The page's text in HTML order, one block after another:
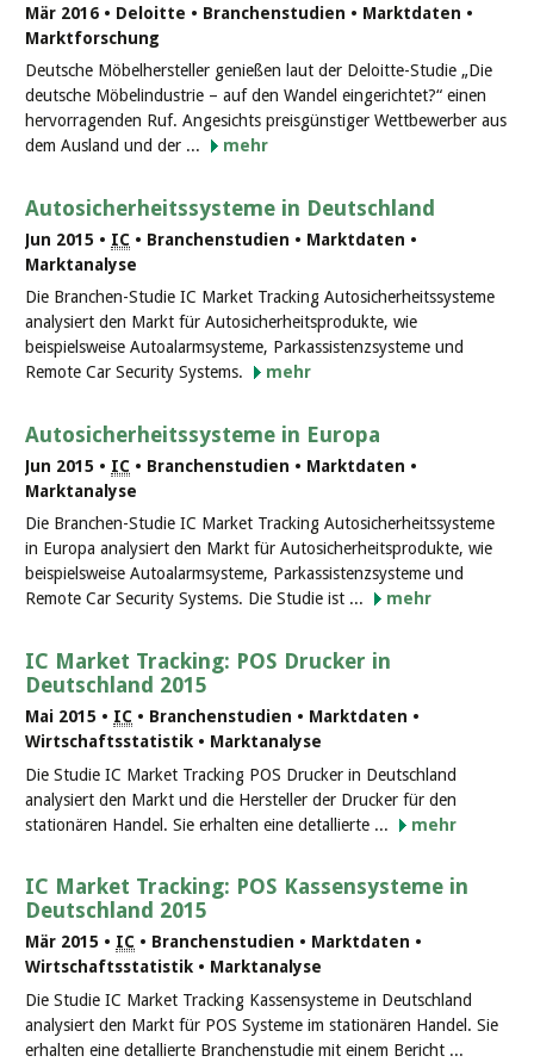
Mär 2016 • Deloitte • Branchenstudien • Marktdaten •
Marktforschung
Deutsche Möbelhersteller genießen laut der Deloitte-Studie „Die
deutsche Möbelindustrie – auf den Wandel eingerichtet?“ einen
hervorragenden Ruf. Angesichts preisgünstiger Wettbewerber aus
dem Ausland und der ...
mehr
Autosicherheitssysteme in Deutschland
Jun 2015 • IC • Branchenstudien • Marktdaten •
Marktanalyse
Die Branchen-Studie IC Market Tracking Autosicherheitssysteme
analysiert den Markt für Autosicherheitsprodukte, wie
beispielsweise Autoalarmsysteme, Parkassistenzsysteme und
Remote Car Security Systems.
mehr
Autosicherheitssysteme in Europa
Jun 2015 • IC • Branchenstudien • Marktdaten •
Marktanalyse
Die Branchen-Studie IC Market Tracking Autosicherheitssysteme
in Europa analysiert den Markt für Autosicherheitsprodukte, wie
beispielsweise Autoalarmsysteme, Parkassistenzsysteme und
Remote Car Security Systems. Die Studie ist ...
mehr
IC Market Tracking: POS Drucker in
Deutschland 2015
Mai 2015 • IC • Branchenstudien • Marktdaten •
Wirtschaftsstatistik • Marktanalyse
Die Studie IC Market Tracking POS Drucker in Deutschland
analysiert den Markt und die Hersteller der Drucker für den
stationären Handel. Sie erhalten eine detallierte ...
mehr
IC Market Tracking: POS Kassensysteme in
Deutschland 2015
Mär 2015 • IC • Branchenstudien • Marktdaten •
Wirtschaftsstatistik • Marktanalyse
Die Studie IC Market Tracking Kassensysteme in Deutschland
analysiert den Markt für POS Systeme im stationären Handel. Sie
erhalten eine detallierte Branchenstudie mit einem Bericht ...